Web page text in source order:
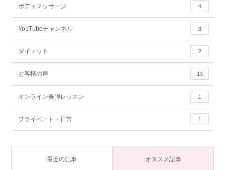
ボディマッサージ 4
YouTubeチャンネル 3
ダイエット 2
お客様の声 13
オンライン美脚レッスン 1
プライベート・日常 1
最近の記事 オススメ記事